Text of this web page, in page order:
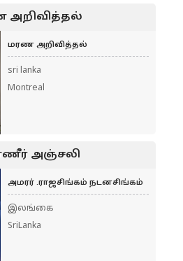
அறிவித்தல்
மரண அறிவித்தல்
sri lanka
Montreal
அஞ்சலி
அமரர் .ராஜசிங்கம் நடனசிங்கம்
இலங்கை
SriLanka